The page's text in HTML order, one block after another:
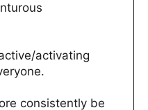
activating
consistently be